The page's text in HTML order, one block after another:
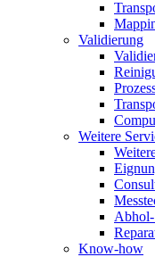
Validierung
Weitere
Know-how